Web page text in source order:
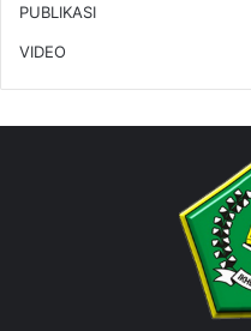
PUBLIKASI
VIDEO